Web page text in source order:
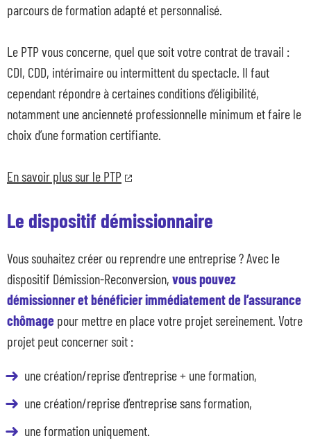
parcours de formation adapté et personnalisé.
Le PTP vous concerne, quel que soit votre contrat de travail :
CDI, CDD, intérimaire ou intermittent du spectacle. Il faut
cependant répondre à certaines conditions d’éligibilité,
notamment une ancienneté professionnelle minimum et faire le
choix d’une formation certifiante.
En savoir plus sur le PTP
Le dispositif démissionnaire
Vous souhaitez créer ou reprendre une entreprise ? Avec le
dispositif Démission-Reconversion, vous pouvez
démissionner et bénéficier immédiatement de l’assurance
chômage pour mettre en place votre projet sereinement. Votre
projet peut concerner soit :
une création/reprise d’entreprise + une formation,
une création/reprise d’entreprise sans formation,
une formation uniquement.